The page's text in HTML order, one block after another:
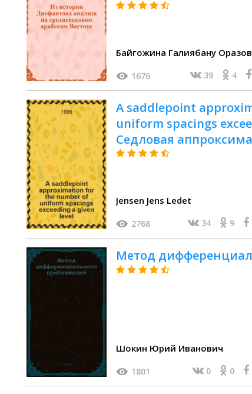
Байгожина Галиябану
1676 39 4
A saddlepoint
uniform spacings
Седловая
равномерных
Jensen Jens Ledet
2768 34 9
Метод
Шокин Юрий Иванович
1801 0 0